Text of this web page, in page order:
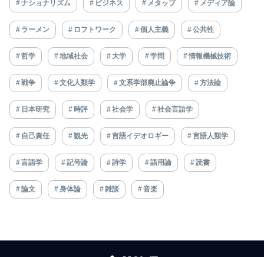
ナショナリズム ビジネス メタップ メディア論
ラーメン ロフトワーク 個人主義 公共性
哲学 地域社会 大学 学問 情報機械技術
戦争 文化人類学 文系学部廃止論争 方法論
日本研究 時評 社会学 社会言語学
自己責任 観光 言語イデオロギー 言語人類学
言語学 記号論 詩学 語用論 読書
論文 身体論 雑談 音楽